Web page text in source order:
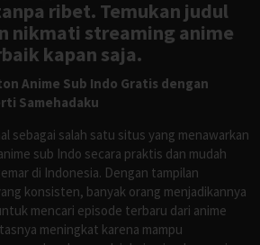
ribet. Temukan judul
nikmati streaming anime
kapan saja.
Anime Sub Indo Gratis dengan
Samehadaku
sebagai salah satu situs yang menawarkan
sub Indo secara praktis dan mudah
di Indonesia. Dengan tampilan
konsisten, banyak orang menjadikannya
mencari episode terbaru dari anime
meningkat karena mampu